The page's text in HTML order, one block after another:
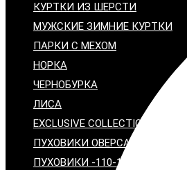
КУРТКИ ИЗ ШЕРСТИ
МУЖСКИЕ ЗИМНИЕ КУРТКИ
ПАРКИ С МЕХОМ
НОРКА
ЧЕРНОБУРКА
ЛИСА
EXCLUSIVE COLLECTION
ПУХОВИКИ ОВЕРСАЙЗ
ПУХОВИКИ -110-120 см